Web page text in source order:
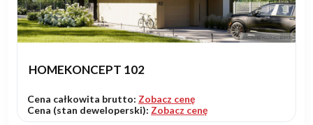
HOMEKONCEPT 102
Cena całkowita brutto: Zobacz cenę
Cena (stan deweloperski): Zobacz cenę